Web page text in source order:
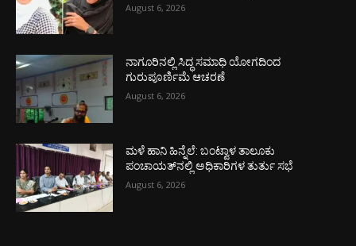
August 6, 2026
ನಾಗೂರಿನಲ್ಲಿ ಸಿದ್ಧ ಸಮಾಧಿ ಯೋಗದಿಂದ
ಗುರುಪೂರ್ಣಿಮೆ ಆಚರಣೆ
August 6, 2026
ಮಳೆ ಹಾನಿ ಹಿನ್ನೆಲೆ: ಬಂಟ್ವಾಳ ತಾಲೂಕು
ಪಂಚಾಯತ್‌ನಲ್ಲಿ ಅಧಿಕಾರಿಗಳ ತುರ್ತು ಸಭೆ
August 6, 2026